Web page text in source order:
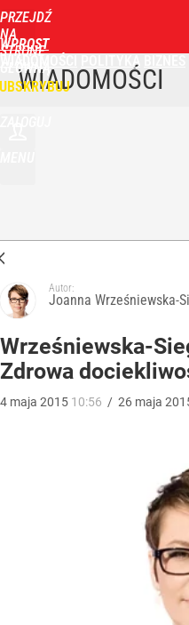
PRZEJDŹ
NA
STRONĘ
GŁÓWNĄ
WPROST
POLITYKA
WIADOMOŚCI
Autor:
Joanna Wrześniewska-
Wrześniewska-
Zdrowa
4 maja 2015 10:56 / 26 maja